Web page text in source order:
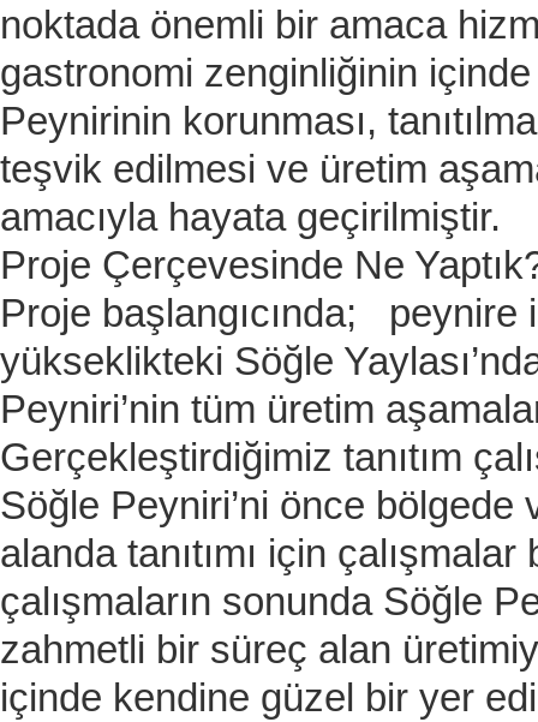
noktada önemli bir amaca
gastronomi zenginliğinin
Peynirinin korunması,
teşvik edilmesi ve üretim
amacıyla hayata geçirilmiştir.
Proje Çerçevesinde Ne
Proje başlangıcında;
yükseklikteki Söğle
Peyniri’nin tüm üretim
Gerçekleştirdiğimiz tanıtım
Söğle Peyniri’ni önce bölgede
alanda tanıtımı için
çalışmaların sonunda Söğle
zahmetli bir süreç alan
içinde kendine güzel bir yer